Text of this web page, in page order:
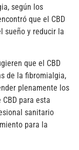
según los
que el CBD
sueño y reducir la
que el CBD
de la fibromialgia,
plenamente los
para esta
sanitario
para la